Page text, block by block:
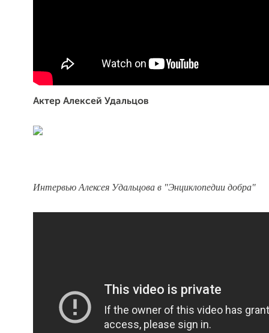
Актер Алексей Удальцов
Интервью Алексея Удальцова в "Энциклопедии добра"